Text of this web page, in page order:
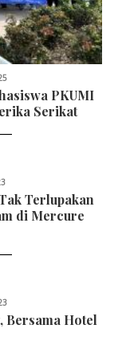
PKUMI
Serikat
Terlupakan
di Mercure
Bersama Hotel